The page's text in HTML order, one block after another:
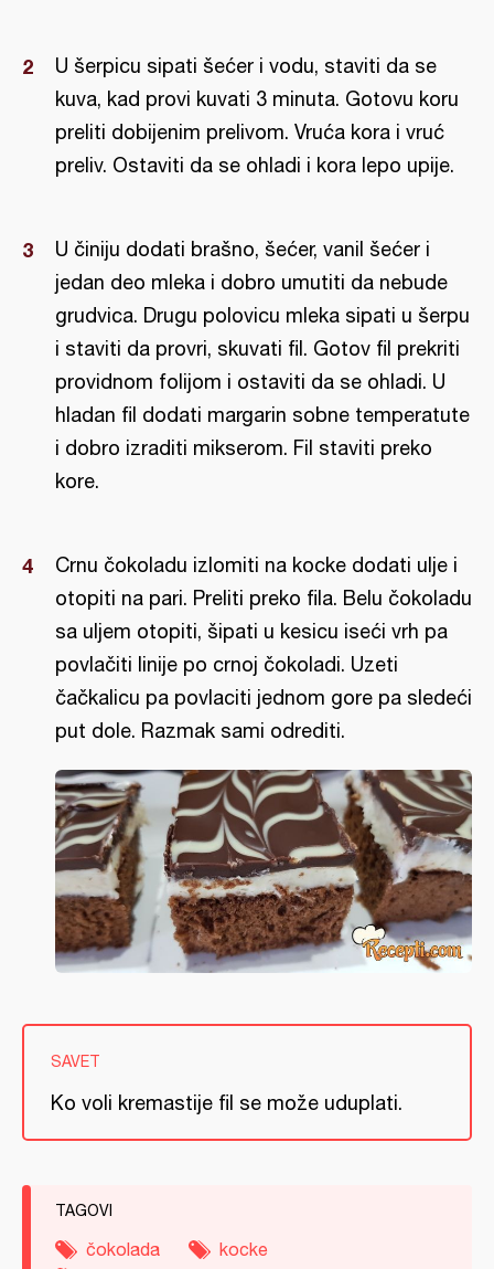
U šerpicu sipati šećer i vodu, staviti da se
kuva, kad provi kuvati 3 minuta. Gotovu koru
preliti dobijenim prelivom. Vruća kora i vruć
preliv. Ostaviti da se ohladi i kora lepo upije.
U činiju dodati brašno, šećer, vanil šećer i
jedan deo mleka i dobro umutiti da nebude
grudvica. Drugu polovicu mleka sipati u šerpu
i staviti da provri, skuvati fil. Gotov fil prekriti
providnom folijom i ostaviti da se ohladi. U
hladan fil dodati margarin sobne temperatute
i dobro izraditi mikserom. Fil staviti preko
kore.
Crnu čokoladu izlomiti na kocke dodati ulje i
otopiti na pari. Preliti preko fila. Belu čokoladu
sa uljem otopiti, šipati u kesicu iseći vrh pa
povlačiti linije po crnoj čokoladi. Uzeti
čačkalicu pa povlaciti jednom gore pa sledeći
put dole. Razmak sami odrediti.
SAVET
Ko voli kremastije fil se može uduplati.
TAGOVI
čokolada
kocke